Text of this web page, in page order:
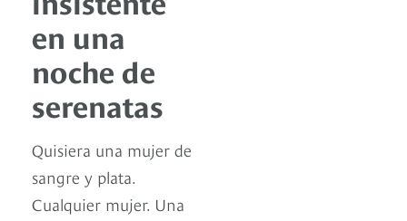
en una
noche de
serenatas
Quisiera una mujer de
sangre y plata.
Cualquier mujer. Una